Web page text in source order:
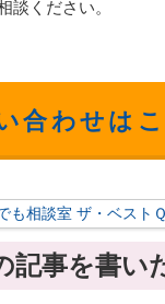
談ください。
合わせは
も相談室 ザ・ベスト
記事を書い